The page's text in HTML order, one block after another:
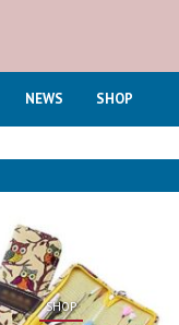
NEWS SHOP
SHOP